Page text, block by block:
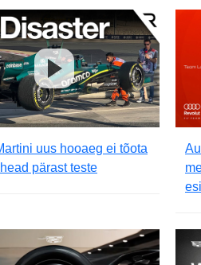
uus hooaeg ei tõota
pärast teste